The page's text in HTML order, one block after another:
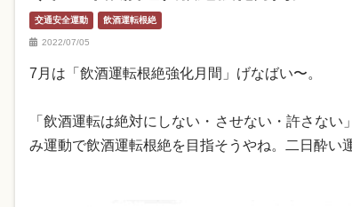
交通安全運動 飲酒運転根絶
2022/07/05
7月は「飲酒運転根絶強化月間」げなばい〜。
「飲酒運転は絶対にしない・させない・許さない
み運動で飲酒運転根絶を目指そうやね。二日酔い